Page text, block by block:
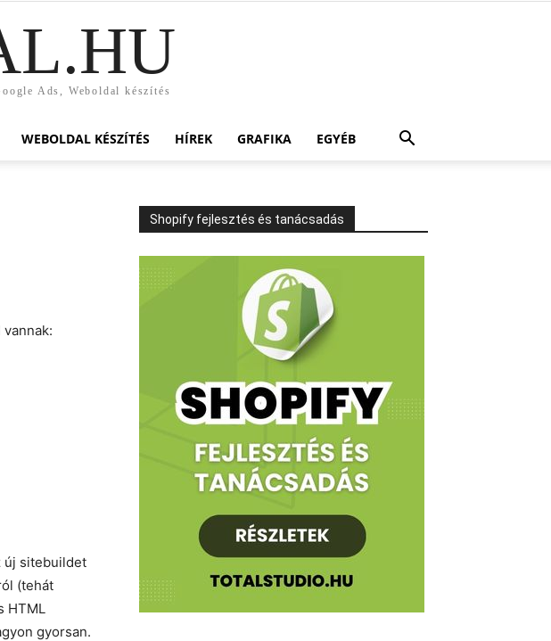
Ads, Weboldal készítés
WEBOLDAL KÉSZÍTÉS HÍREK GRAFIKA EGYÉB
új sitebuildet
(tehát
HTML
gyorsan.
Shopify fejlesztés és tanácsadás